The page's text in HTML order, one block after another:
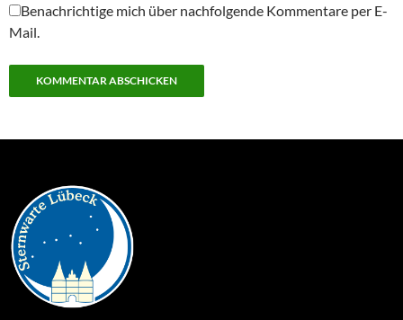
Benachrichtige mich über nachfolgende Kommentare per E-
Mail.